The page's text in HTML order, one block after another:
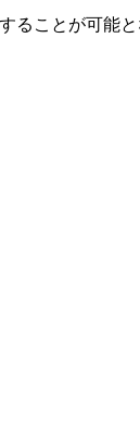
ことが可能